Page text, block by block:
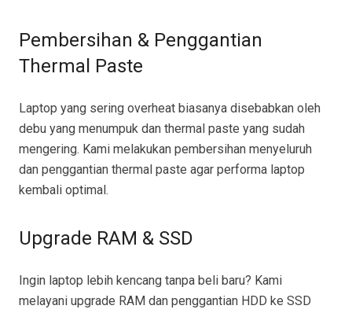
Pembersihan & Penggantian
Thermal Paste
Laptop yang sering overheat biasanya disebabkan oleh
debu yang menumpuk dan thermal paste yang sudah
mengering. Kami melakukan pembersihan menyeluruh
dan penggantian thermal paste agar performa laptop
kembali optimal.
Upgrade RAM & SSD
Ingin laptop lebih kencang tanpa beli baru? Kami
melayani upgrade RAM dan penggantian HDD ke SSD